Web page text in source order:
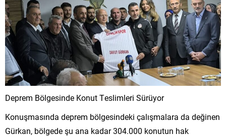
Deprem Bölgesinde Konut Teslimleri Sürüyor
Konuşmasında deprem bölgesindeki çalışmalara da değinen
Gürkan, bölgede şu ana kadar 304.000 konutun hak